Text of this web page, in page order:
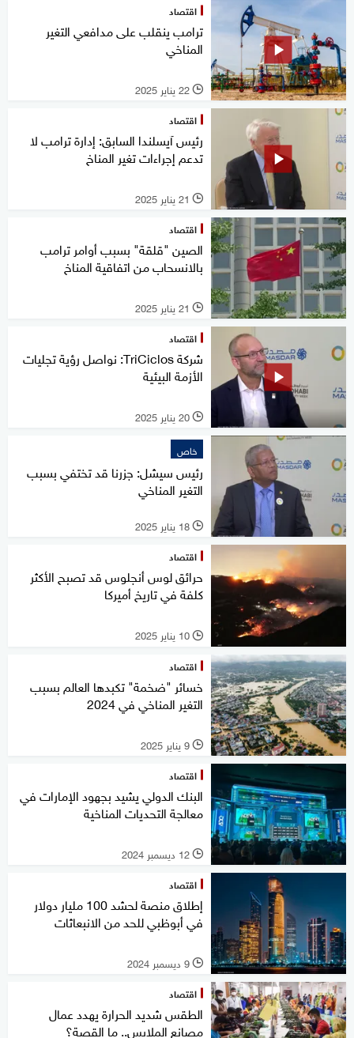
اقتصاد
ترامب ينقلب على مدافعي التغير
المناخي
l 22 يناير 2025
اقتصاد
رئيس آيسلندا السابق: إدارة ترامب لا
تدعم إجراءات تغير المناخ
l 21 يناير 2025
اقتصاد
الصين "قلقة" بسبب أوامر ترامب
بالانسحاب من اتفاقية المناخ
l 21 يناير 2025
اقتصاد
شركة TriCiclos: نواصل رؤية تجليات
الأزمة البيئية
l 20 يناير 2025
خاص
رئيس سيشل: جزرنا قد تختفي بسبب
التغير المناخي
l 18 يناير 2025
اقتصاد
حرائق لوس أنجلوس قد تصبح الأكثر
كلفة في تاريخ أميركا
l 10 يناير 2025
اقتصاد
خسائر "ضخمة" تكبدها العالم بسبب
التغير المناخي في 2024
l 9 يناير 2025
اقتصاد
البنك الدولي يشيد بجهود الإمارات في
معالجة التحديات المناخية
l 12 ديسمبر 2024
اقتصاد
إطلاق منصة لحشد 100 مليار دولار
في أبوظبي للحد من الانبعاثات
l 9 ديسمبر 2024
اقتصاد
الطقس شديد الحرارة يهدد عمال
مصانع الملابس.. ما القصة؟